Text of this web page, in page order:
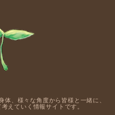
、様々な角度から皆様と一緒に、
えていく情報サイトです。